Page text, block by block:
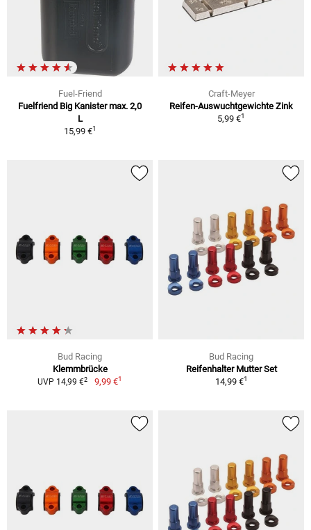
Fuel-Friend
Fuelfriend Big Kanister max. 2,0
L
15,99 €1
Craft-Meyer
Reifen-Auswuchtgewichte Zink
5,99 €1
Bud Racing
Klemmbrücke
UVP 14,99 €2 9,99 €1
Bud Racing
Reifenhalter Mutter Set
14,99 €1